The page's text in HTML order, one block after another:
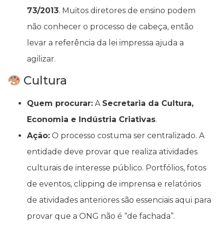
73/2013. Muitos diretores de ensino podem
não conhecer o processo de cabeça, então
levar a referência da lei impressa ajuda a
agilizar.
Cultura
Quem procurar: A Secretaria da Cultura,
Economia e Indústria Criativas.
Ação: O processo costuma ser centralizado. A
entidade deve provar que realiza atividades
culturais de interesse público. Portfólios, fotos
de eventos, clipping de imprensa e relatórios
de atividades anteriores são essenciais aqui para
provar que a ONG não é “de fachada”.